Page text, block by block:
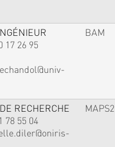
17 26 95
BAM
RECHERCHE
78 55 04
MAPS2